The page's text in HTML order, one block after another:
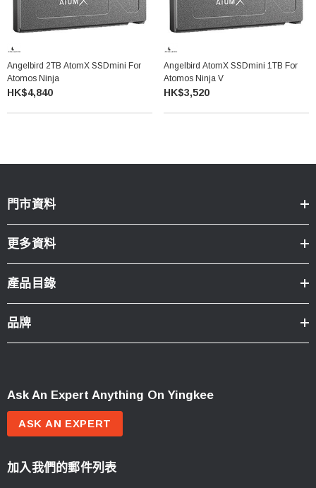
Angelbird 2TB AtomX SSDmini For
Atomos Ninja
HK$4,840
Angelbird AtomX SSDmini 1TB For
Atomos Ninja V
HK$3,520
門市資料
更多資料
產品目錄
品牌
Ask An Expert Anything On Yingkee
ASK AN EXPERT
加入我們的郵件列表